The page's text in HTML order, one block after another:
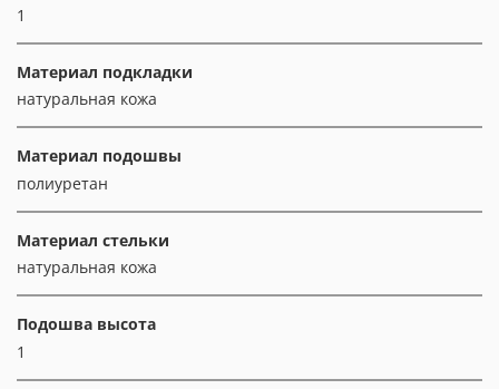
1
Материал подкладки
натуральная кожа
Материал подошвы
полиуретан
Материал стельки
натуральная кожа
Подошва высота
1